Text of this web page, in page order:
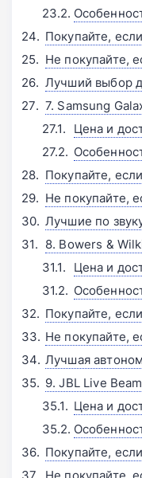
Покупайте,
Не покупайте,
Лучший выбор
7. Samsung
Цена и
Покупайте,
Не покупайте,
Лучшие по
8. Bowers &
Цена и
Покупайте,
Не покупайте,
Лучшая
9. JBL Live
Цена и
Покупайте,